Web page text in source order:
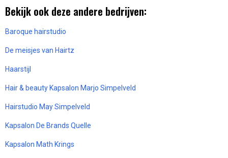
Bekijk ook deze andere bedrijven:
Baroque hairstudio
De meisjes van Hairtz
Haarstijl
Hair & beauty Kapsalon Marjo Simpelveld
Hairstudio May Simpelveld
Kapsalon De Brands Quelle
Kapsalon Math Krings